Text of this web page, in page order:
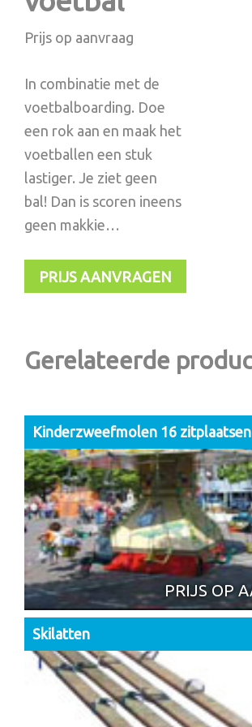
Prijs op aanvraag
In combinatie met de
voetbalboarding. Doe
een rok aan en maak het
voetballen een stuk
lastiger. Je ziet geen
bal! Dan is scoren ineens
geen makkie…
PRIJS AANVRAGEN
Gerelateerde
Kinderzweefmolen 16 zitplaatsen
PRIJS OP
Skilatten